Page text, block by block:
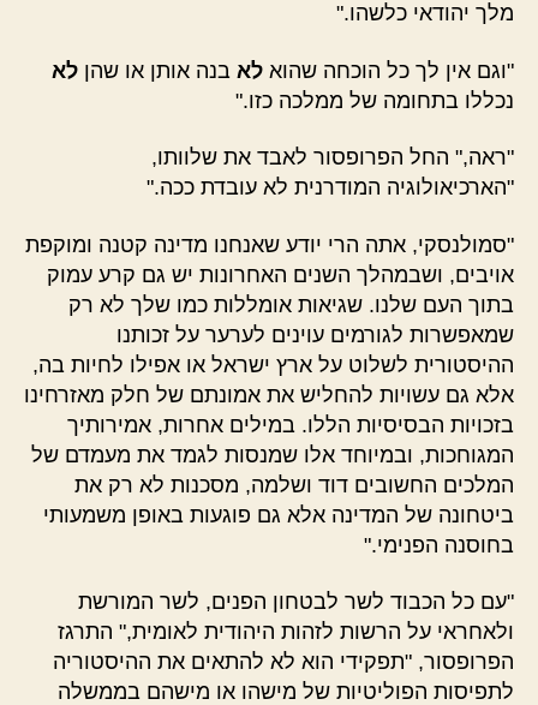
מלך יהודאי כלשהו."
"וגם אין לך כל הוכחה שהוא לא בנה אותן או שהן לא
נכללו בתחומה של ממלכה כזו."
"ראה," החל הפרופסור לאבד את שלוותו,
"הארכיאולוגיה המודרנית לא עובדת ככה."
"סמולנסקי, אתה הרי יודע שאנחנו מדינה קטנה ומוקפת
אויבים, ושבמהלך השנים האחרונות יש גם קרע עמוק
בתוך העם שלנו. שגיאות אומללות כמו שלך לא רק
שמאפשרות לגורמים עוינים לערער על זכותנו
ההיסטורית לשלוט על ארץ ישראל או אפילו לחיות בה,
אלא גם עשויות להחליש את אמונתם של חלק מאזרחינו
בזכויות הבסיסיות הללו. במילים אחרות, אמירותיך
המגוחכות, ובמיוחד אלו שמנסות לגמד את מעמדם של
המלכים החשובים דוד ושלמה, מסכנות לא רק את
ביטחונה של המדינה אלא גם פוגעות באופן משמעותי
בחוסנה הפנימי."
"עם כל הכבוד לשר לבטחון הפנים, לשר המורשת
ולאחראי על הרשות לזהות היהודית לאומית," התרגז
הפרופסור, "תפקידי הוא לא להתאים את ההיסטוריה
לתפיסות הפוליטיות של מישהו או מישהם בממשלה